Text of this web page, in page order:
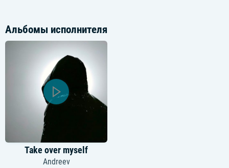
Альбомы исполнителя
Take over myself
Andreev